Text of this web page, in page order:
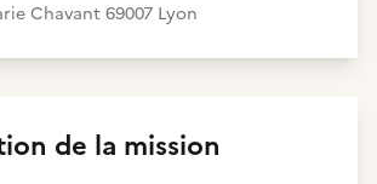
Chavant 69007 Lyon
de la mission